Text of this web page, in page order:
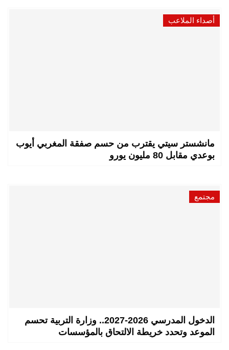
أصداء الملاعب
مانشستر سيتي يقترب من حسم صفقة المغربي أيوب
بوعدي مقابل 80 مليون يورو
مجتمع
الدخول المدرسي 2026-2027.. وزارة التربية تحسم
الموعد وتحدد خريطة الالتحاق بالمؤسسات